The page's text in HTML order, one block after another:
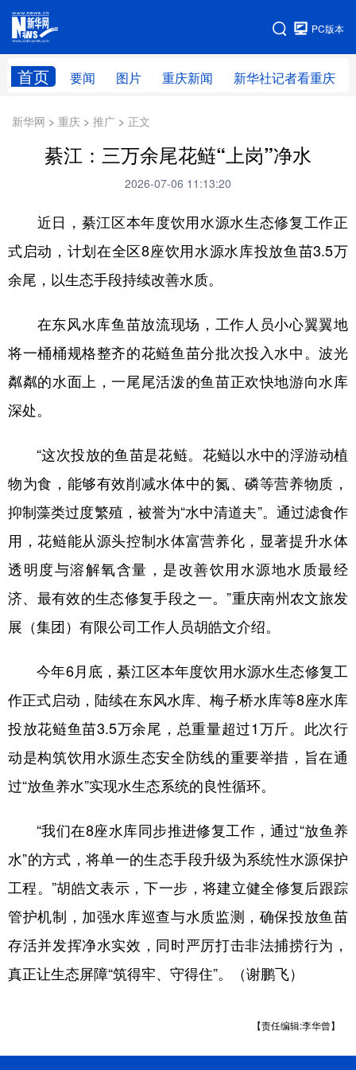
PC版本
首页 要闻 图片 重庆新闻 新华社记者看重庆
网站地图
新华网 > 重庆 > 推广 > 正文
綦江：三万余尾花鲢“上岗”净水
2026-07-06 11:13:20
近日，綦江区本年度饮用水源水生态修复工作正
式启动，计划在全区8座饮用水源水库投放鱼苗3.5万
余尾，以生态手段持续改善水质。
在东风水库鱼苗放流现场，工作人员小心翼翼地
将一桶桶规格整齐的花鲢鱼苗分批次投入水中。波光
粼粼的水面上，一尾尾活泼的鱼苗正欢快地游向水库
深处。
“这次投放的鱼苗是花鲢。花鲢以水中的浮游动植
物为食，能够有效削减水体中的氮、磷等营养物质，
抑制藻类过度繁殖，被誉为“水中清道夫”。通过滤食作
用，花鲢能从源头控制水体富营养化，显著提升水体
透明度与溶解氧含量，是改善饮用水源地水质最经
济、最有效的生态修复手段之一。”重庆南州农文旅发
展（集团）有限公司工作人员胡皓文介绍。
今年6月底，綦江区本年度饮用水源水生态修复工
作正式启动，陆续在东风水库、梅子桥水库等8座水库
投放花鲢鱼苗3.5万余尾，总重量超过1万斤。此次行
动是构筑饮用水源生态安全防线的重要举措，旨在通
过“放鱼养水”实现水生态系统的良性循环。
“我们在8座水库同步推进修复工作，通过“放鱼养
水”的方式，将单一的生态手段升级为系统性水源保护
工程。”胡皓文表示，下一步，将建立健全修复后跟踪
管护机制，加强水库巡查与水质监测，确保投放鱼苗
存活并发挥净水实效，同时严厉打击非法捕捞行为，
真正让生态屏障“筑得牢、守得住”。（谢鹏飞）
【责任编辑:李华曾】